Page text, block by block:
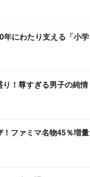
年にわたり支える「小学
！尊すぎる男子の純情
ファミマ名物45％増量